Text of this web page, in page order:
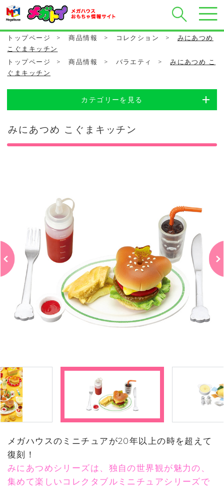
トップページ > 商品情報 > コレクション >
みにあつめ
こぐまキッチン
トップページ
> 商品情報 > バラエティ >
みにあつめ こ
ぐまキッチン
カテゴリーを見る
みにあつめ こぐまキッチン
メガハウスのミニチュアが20年以上の時を超えて
復刻！
みにあつめシリーズは、独自の世界観が魅力の、
集めて楽しいコレクタブルミニチュアシリーズで